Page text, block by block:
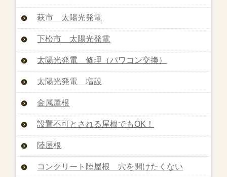
萩市 太陽光発電
下松市 太陽光発電
太陽光発電 修理（パワコン交換）
太陽光発電 増設
金属屋根
設置不可とされる屋根でもOK！
陸屋根
コンクリート陸屋根 穴を開けたくない